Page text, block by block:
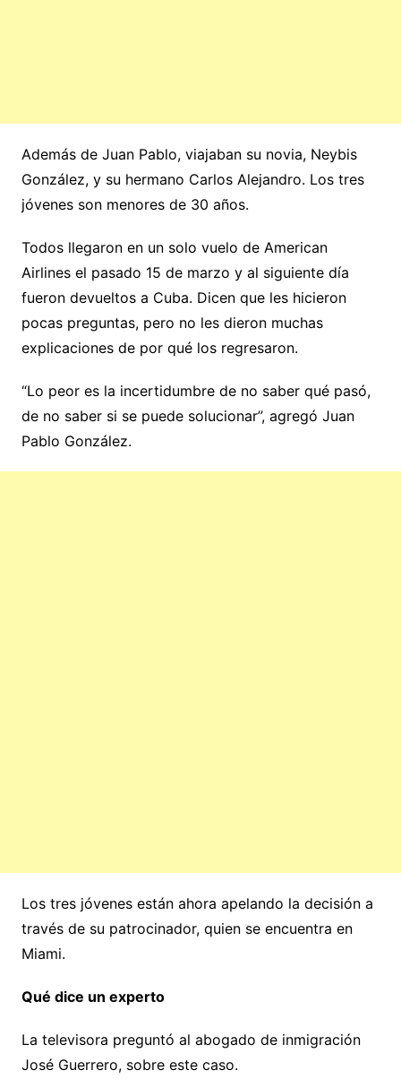
Además de Juan Pablo, viajaban su novia, Neybis
González, y su hermano Carlos Alejandro. Los tres
jóvenes son menores de 30 años.
Todos llegaron en un solo vuelo de American
Airlines el pasado 15 de marzo y al siguiente día
fueron devueltos a Cuba. Dicen que les hicieron
pocas preguntas, pero no les dieron muchas
explicaciones de por qué los regresaron.
“Lo peor es la incertidumbre de no saber qué pasó,
de no saber si se puede solucionar”, agregó Juan
Pablo González.
Los tres jóvenes están ahora apelando la decisión a
través de su patrocinador, quien se encuentra en
Miami.
Qué dice un experto
La televisora preguntó al abogado de inmigración
José Guerrero, sobre este caso.